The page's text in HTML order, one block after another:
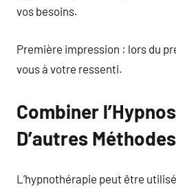
vos besoins.
Première impression : lors du
vous à votre ressenti.
Combiner
D’autres Méthodes
L’hypnothérapie peut être